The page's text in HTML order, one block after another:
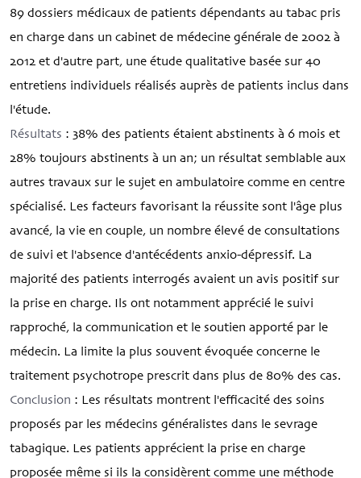
89 dossiers médicaux de patients dépendants au tabac pris
en charge dans un cabinet de médecine générale de 2002 à
2012 et d'autre part, une étude qualitative basée sur 40
entretiens individuels réalisés auprès de patients inclus dans
l'étude.
Résultats : 38% des patients étaient abstinents à 6 mois et
28% toujours abstinents à un an; un résultat semblable aux
autres travaux sur le sujet en ambulatoire comme en centre
spécialisé. Les facteurs favorisant la réussite sont l'âge plus
avancé, la vie en couple, un nombre élevé de consultations
de suivi et l'absence d'antécédents anxio-dépressif. La
majorité des patients interrogés avaient un avis positif sur
la prise en charge. Ils ont notamment apprécié le suivi
rapproché, la communication et le soutien apporté par le
médecin. La limite la plus souvent évoquée concerne le
traitement psychotrope prescrit dans plus de 80% des cas.
Conclusion : Les résultats montrent l'efficacité des soins
proposés par les médecins généralistes dans le sevrage
tabagique. Les patients apprécient la prise en charge
proposée même si ils la considèrent comme une méthode